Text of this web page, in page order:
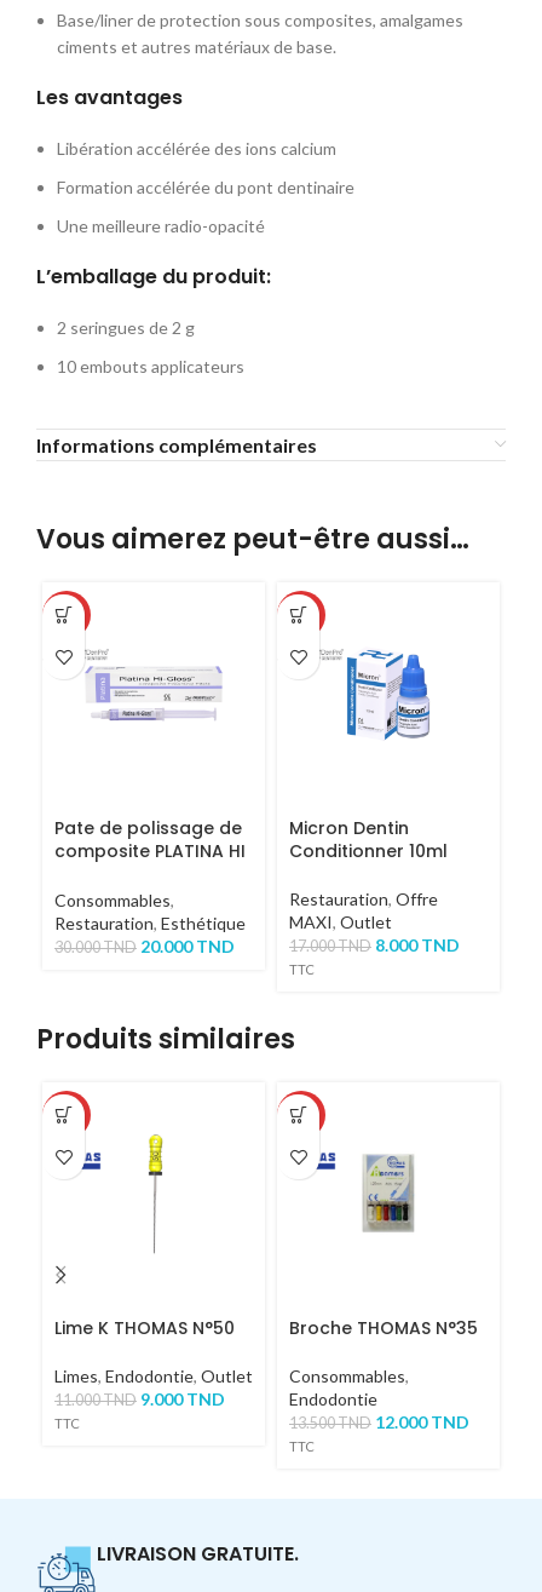
Base/liner de protection sous composites, amalgames
ciments et autres matériaux de base.
Les avantages
Libération accélérée des ions calcium
Formation accélérée du pont dentinaire
Une meilleure radio-opacité
L’emballage du produit:
2 seringues de 2 g
10 embouts applicateurs
Informations complémentaires
Vous aimerez peut-être aussi…
-33%
Pate de polissage de
composite PLATINA HI
Consommables,
Restauration, Esthétique
30.000TND 20.000TND
-53%
Micron Dentin
Conditionner 10ml
Restauration, Offre
MAXI, Outlet
17.000TND 8.000TND
TTC
Produits similaires
-18%
Lime K THOMAS N°50
Limes, Endodontie, Outlet
11.000TND 9.000TND
TTC
-11%
Broche THOMAS N°35
Consommables,
Endodontie
13.500TND 12.000TND
TTC
LIVRAISON GRATUITE.